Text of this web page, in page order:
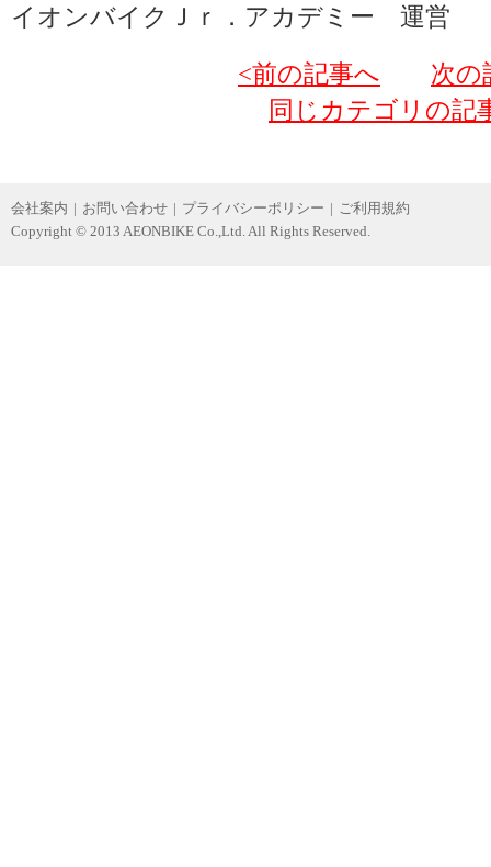
イオンバイクＪｒ．アカデミー 運営
<前の記事へ
次の
同じカテゴリの記
会社案内 | お問い合わせ | プライバシーポリシー | ご利用規約
Copyright © 2013 AEONBIKE Co.,Ltd. All Rights Reserved.